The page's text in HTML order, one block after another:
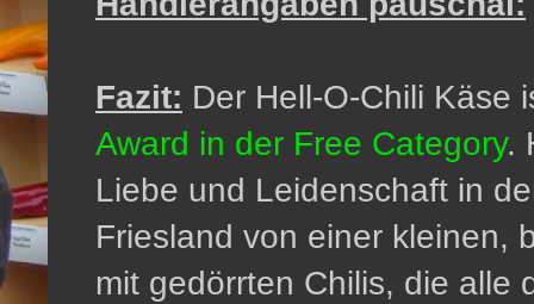
Fazit: Der Hell-O-Chili Käse
Award in der Free Category.
Liebe und Leidenschaft in
Friesland von einer kleinen,
mit gedörrten Chilis, die alle